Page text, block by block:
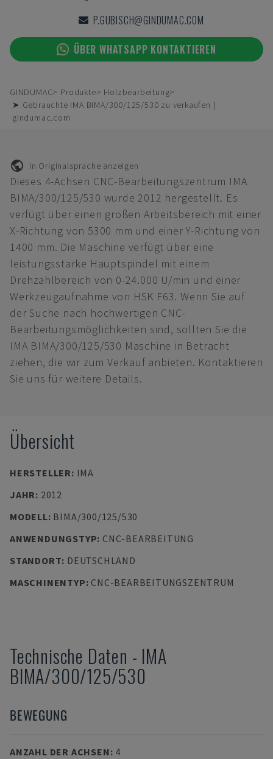
P.GUBISCH@GINDUMAC.COM
ÜBER WHATSAPP KONTAKTIEREN
GINDUMAC Produkte
Holzbearbeitung
➤ Gebrauchte IMA BIMA/300/125/530 zu verkaufen |
gindumac.com
In Originalsprache anzeigen
Dieses 4-Achsen CNC-Bearbeitungszentrum IMA
BIMA/300/125/530 wurde 2012 hergestellt. Es
verfügt über einen großen Arbeitsbereich mit einer
X-Richtung von 5300 mm und einer Y-Richtung von
1400 mm. Die Maschine verfügt über eine
leistungsstarke Hauptspindel mit einem
Drehzahlbereich von 0-24.000 U/min und einer
Werkzeugaufnahme von HSK F63. Wenn Sie auf
der Suche nach hochwertigen CNC-
Bearbeitungsmöglichkeiten sind, sollten Sie die
IMA BIMA/300/125/530 Maschine in Betracht
ziehen, die wir zum Verkauf anbieten. Kontaktieren
Sie uns für weitere Details.
Übersicht
HERSTELLER: IMA
JAHR: 2012
MODELL: BIMA/300/125/530
ANWENDUNGSTYP: CNC-BEARBEITUNG
STANDORT: DEUTSCHLAND
MASCHINENTYP: CNC-BEARBEITUNGSZENTRUM
Technische Daten - IMA
BIMA/300/125/530
BEWEGUNG
ANZAHL DER ACHSEN: 4